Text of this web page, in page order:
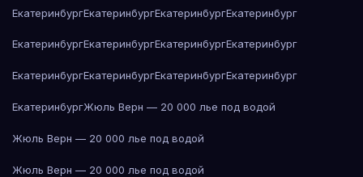
ЕкатеринбургЕкатеринбургЕкатеринбургЕкатеринбург
ЕкатеринбургЕкатеринбургЕкатеринбургЕкатеринбург
ЕкатеринбургЕкатеринбургЕкатеринбургЕкатеринбург
ЕкатеринбургЖюль Верн — 20 000 лье под водой
Жюль Верн — 20 000 лье под водой
Жюль Верн — 20 000 лье под водой